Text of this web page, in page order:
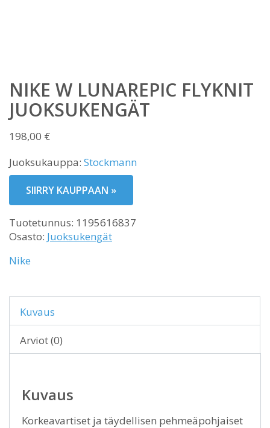
NIKE W LUNAREPIC FLYKNIT
JUOKSUKENGÄT
198,00 €
Juoksukauppa: Stockmann
SIIRRY KAUPPAAN »
Tuotetunnus: 1195616837
Osasto: Juoksukengät
Nike
Kuvaus
Arviot (0)
Kuvaus
Korkeavartiset ja täydellisen pehmeäpohjaiset